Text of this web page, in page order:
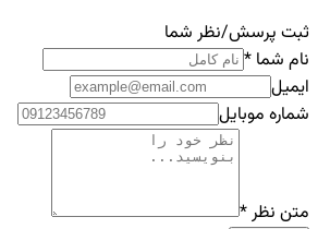
پرسش/نظر شما
شما*
موبایل
نظر*